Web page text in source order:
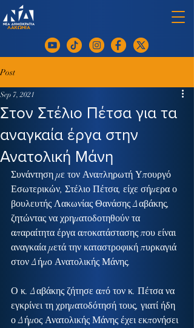
Post
Στον Στέλιο Πέτσα για τα
αναγκαία έργα στην
Ανατολική Μάνη
Sep 7, 2021
Συνάντηση με τον Αναπληρωτή Υπουργό
Εσωτερικών, Στέλιο Πέτσα, είχε σήμερα ο
βουλευτής Λακωνίας Θανάσης Δαβάκης,
ζητώντας να χρηματοδοτηθούν τα
απαραίτητα έργα αποκατάστασης που είναι
αναγκαία μετά την καταστροφική πυρκαγιά
στον Δήμο Ανατολικής Μάνης.
Ο κ. Δαβάκης ζήτησε από τον κ. Πέτσα να
εγκρίνει τη χρηματοδότησή τους, γιατί ήδη
ο Δήμος Ανατολικής Μάνης έχει εκπονήσει